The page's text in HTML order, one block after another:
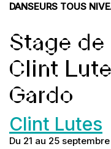
DANSEURS TOUS
Stage
Clint
Gardo
Clint Lutes
Du 21 au 25